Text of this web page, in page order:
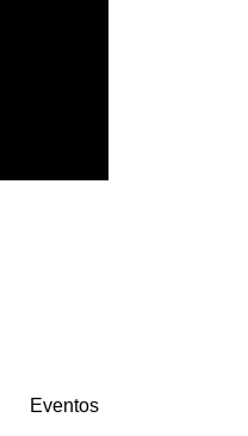
Eventos